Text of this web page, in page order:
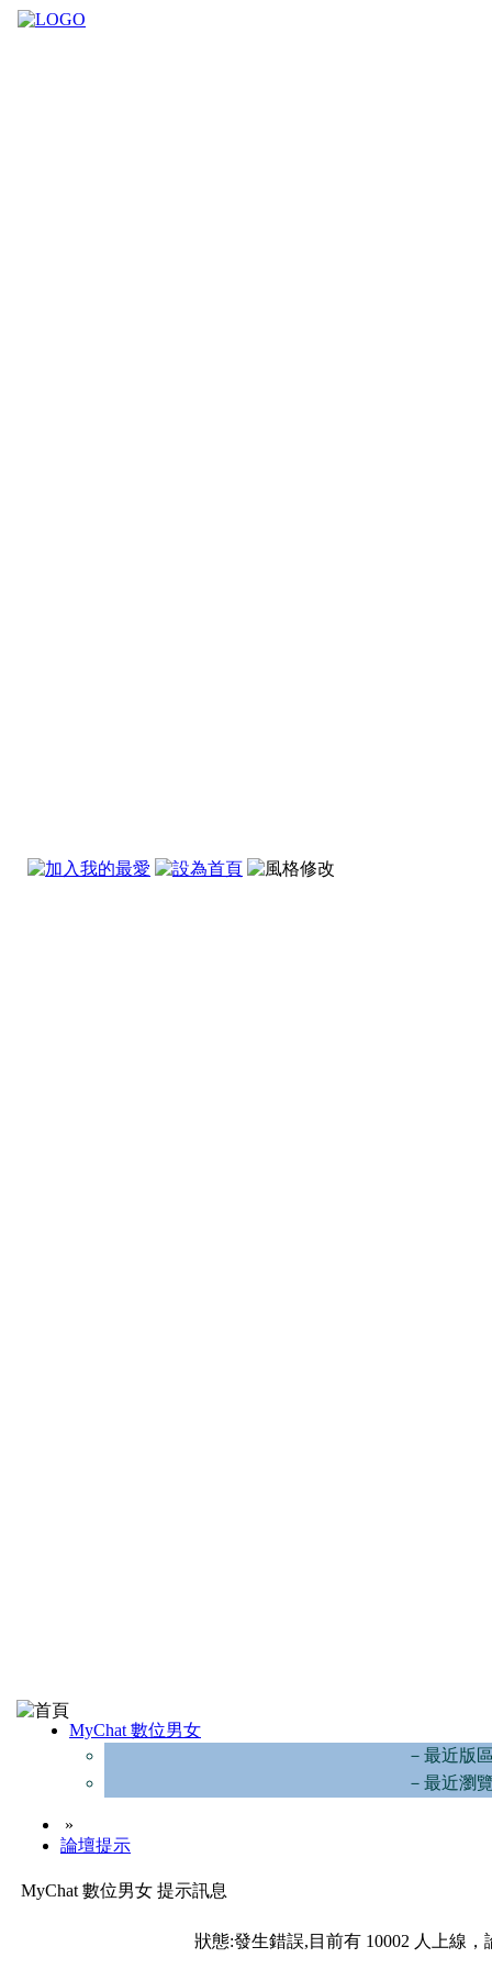
MyChat 數位男女
－最近版
－最近瀏
»
論壇提示
MyChat 數位男女 提示訊息
狀態:發生錯誤,目前有 10002 人上線